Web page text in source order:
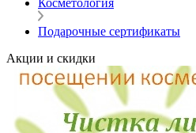
Подарочные сертификаты
Акции и скидки